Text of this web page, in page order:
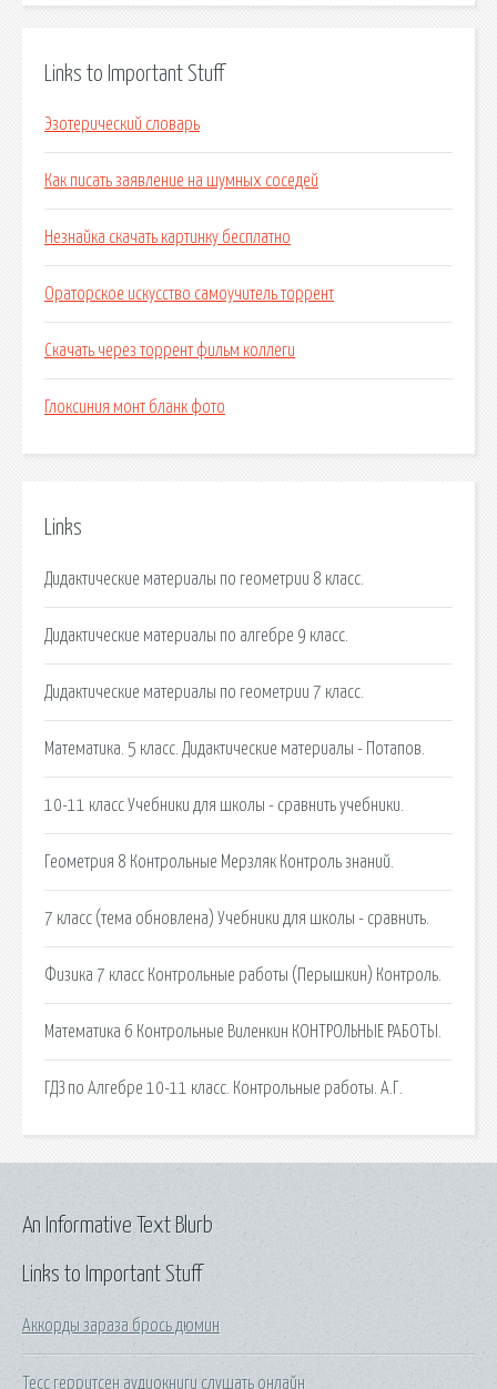
Links to Important Stuff
Эзотерический словарь
Как писать заявление на шумных соседей
Незнайка скачать картинку бесплатно
Ораторское искусство самоучитель торрент
Скачать через торрент фильм коллеги
Глоксиния монт бланк фото
Links
Дидактические материалы по геометрии 8 класс.
Дидактические материалы по алгебре 9 класс.
Дидактические материалы по геометрии 7 класс.
Математика. 5 класс. Дидактические материалы - Потапов.
10-11 класс Учебники для школы - сравнить учебники.
Геометрия 8 Контрольные Мерзляк Контроль знаний.
7 класс (тема обновлена) Учебники для школы - сравнить.
Физика 7 класс Контрольные работы (Перышкин) Контроль.
Математика 6 Контрольные Виленкин КОНТРОЛЬНЫЕ РАБОТЫ.
ГДЗ по Алгебре 10-11 класс. Контрольные работы. А.Г.
Links to Important Stuff
Аккорды зараза брось дюмин
Тесс герритсен аудиокниги слушать онлайн
An Informative Text Blurb